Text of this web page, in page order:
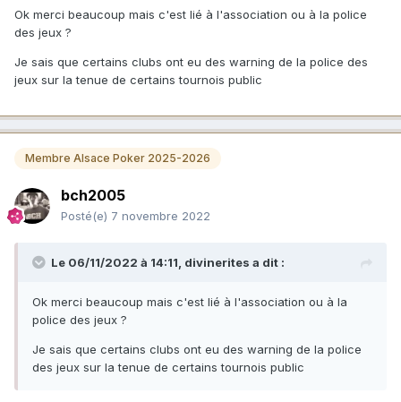
Ok merci beaucoup mais c'est lié à l'association ou à la police
des jeux ?
Je sais que certains clubs ont eu des warning de la police des
jeux sur la tenue de certains tournois public
Membre Alsace Poker 2025-2026
bch2005
Posté(e) 7 novembre 2022
Le 06/11/2022 à 14:11, divinerites a dit :
Ok merci beaucoup mais c'est lié à l'association ou à la
police des jeux ?
Je sais que certains clubs ont eu des warning de la police
des jeux sur la tenue de certains tournois public